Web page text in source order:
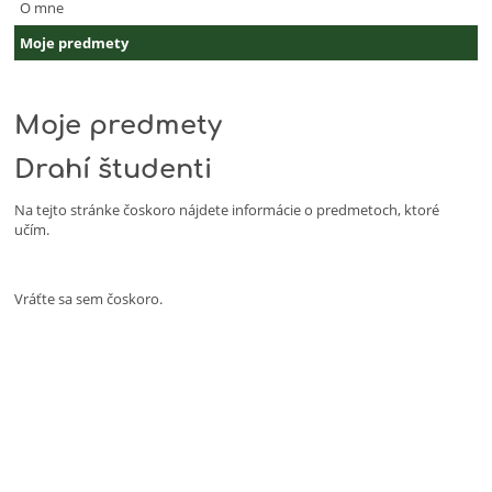
Erika
Kerďová
O mne
Moje predmety
Moje predmety
Drahí študenti
Na tejto stránke čoskoro nájdete informácie o predmetoch, ktoré
učím.
Vráťte sa sem čoskoro.